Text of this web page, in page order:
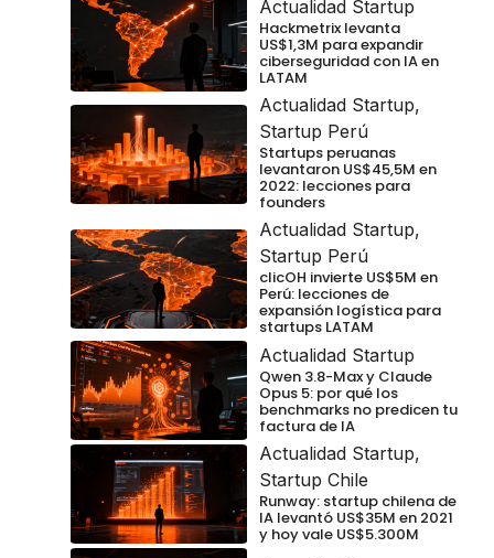
Actualidad Startup
Hackmetrix levanta
US$1,3M para expandir
ciberseguridad con IA en
LATAM
Actualidad Startup,
Startup Perú
Startups peruanas
levantaron US$45,5M en
2022: lecciones para
founders
Actualidad Startup,
Startup Perú
clicOH invierte US$5M en
Perú: lecciones de
expansión logística para
startups LATAM
Actualidad Startup
Qwen 3.8-Max y Claude
Opus 5: por qué los
benchmarks no predicen tu
factura de IA
Actualidad Startup,
Startup Chile
Runway: startup chilena de
IA levantó US$35M en 2021
y hoy vale US$5.300M